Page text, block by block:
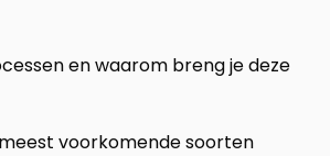
en waarom breng je deze
voorkomende soorten